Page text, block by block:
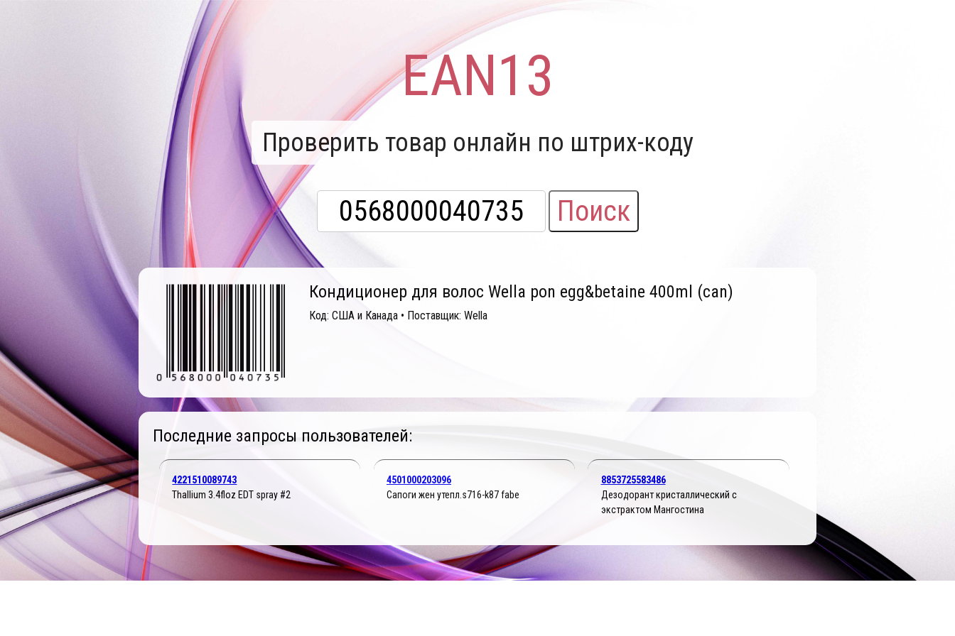
EAN13
Проверить товар онлайн по штрих-коду
Поиск
Кондиционер для волос Wella pon egg&betaine 400ml (can)
Код: США и Канада • Поставщик: Wella
Последние запросы пользователей:
4221510089743
Thallium 3.4floz EDT spray #2
4501000203096
Сапоги жен утепл.s716-k87 fabe
8853725583486
Дезодорант кристаллический с
экстрактом Мангостина